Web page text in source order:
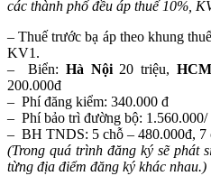
các thành phố đều áp thuế 10%,
– Thuế trước bạ áp theo khung
KV1.
– Biển:Hà Nội20 triệu, HCM
200.000đ
– Phí đăng kiểm: 340.000 đ
– Phí bảo trì đường bộ: 1.560.000/
– BH TNDS: 5 chỗ – 480.000đ, 7
(Trong quá trình đăng ký sẽ phát
từng địa điểm đăng ký khác nhau.)